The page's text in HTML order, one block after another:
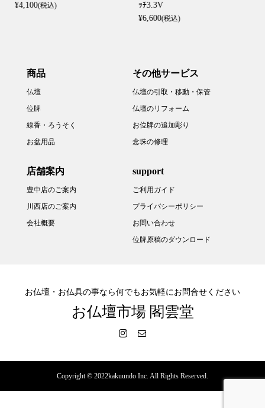
¥4,100(税込)
ｯﾁ3.3V
¥6,600(税込)
商品
仏壇
位牌
線香・ろうそく
お盆用品
その他サービス
仏壇の引取・移動・保管
仏壇のリフォーム
お位牌の追加彫り
念珠の修理
店舗案内
豊中店のご案内
川西店のご案内
会社概要
support
ご利用ガイド
プライバシーポリシー
お問い合わせ
位牌原稿のダウンロード
お仏壇・お仏具の事なら何でもお気軽にお問合せください
お仏壇市場 閣雲堂
Copyright © 2022kakuundo Inc. All Rights Reserved.